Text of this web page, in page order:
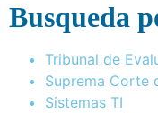
Busqueda
Tribunal de
Suprema Corte
Sistemas TI